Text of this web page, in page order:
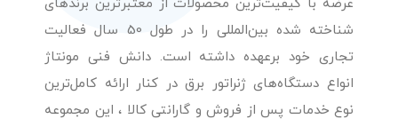
عرضه با کیفیت‌ترین محصولات از معتبرترین برندهای
شناخته شده بین‌المللی را در طول 50 سال فعالیت
تجاری خود برعهده داشته است. دانش فنی مونتاژ
انواع دستگاه‌های ژنراتور برق در کنار ارائه کامل‌ترین
نوع خدمات پس از فروش و گارانتی کالا ، این مجموعه